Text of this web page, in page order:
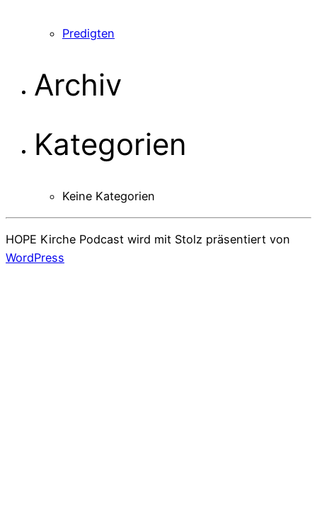
Predigten
Archiv
Kategorien
Keine Kategorien
HOPE Kirche Podcast wird mit Stolz präsentiert von
WordPress